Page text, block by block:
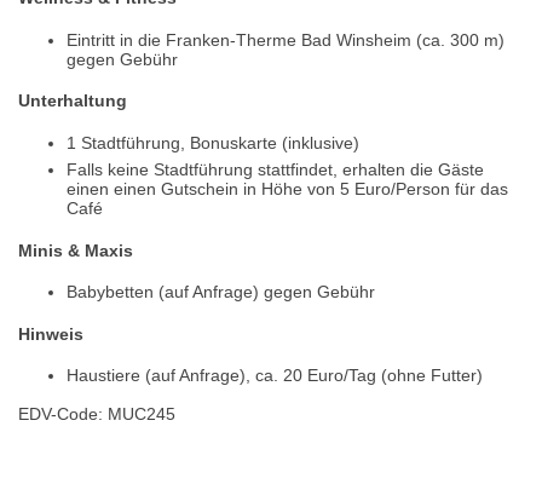
Eintritt in die Franken-Therme Bad Winsheim (ca. 300 m)
gegen Gebühr
Unterhaltung
1 Stadtführung, Bonuskarte (inklusive)
Falls keine Stadtführung stattfindet, erhalten die Gäste
einen einen Gutschein in Höhe von 5 Euro/Person für das
Café
Minis & Maxis
Babybetten (auf Anfrage) gegen Gebühr
Hinweis
Haustiere (auf Anfrage), ca. 20 Euro/Tag (ohne Futter)
EDV-Code: MUC245